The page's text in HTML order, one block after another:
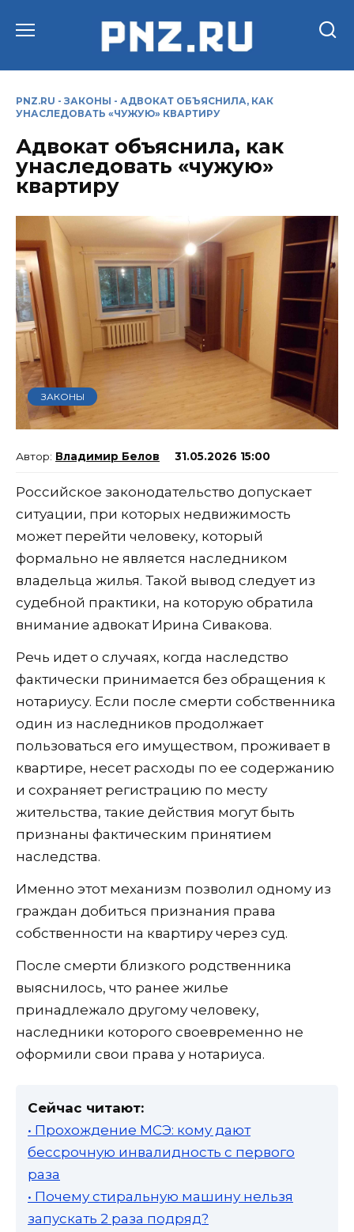
PNZ.RU - ЗАКОНЫ - АДВОКАТ ОБЪЯСНИЛА, КАК
УНАСЛЕДОВАТЬ «ЧУЖУЮ» КВАРТИРУ
Адвокат объяснила, как
унаследовать «чужую»
квартиру
ЗАКОНЫ
Владимир Белов 31.05.2026 15:00
Российское законодательство допускает
ситуации, при которых недвижимость
может перейти человеку, который
формально не является наследником
владельца жилья. Такой вывод следует из
судебной практики, на которую обратила
внимание адвокат Ирина Сивакова.
Речь идет о случаях, когда наследство
фактически принимается без обращения к
нотариусу. Если после смерти собственника
один из наследников продолжает
пользоваться его имуществом, проживает в
квартире, несет расходы по ее содержанию
и сохраняет регистрацию по месту
жительства, такие действия могут быть
признаны фактическим принятием
наследства.
Именно этот механизм позволил одному из
граждан добиться признания права
собственности на квартиру через суд.
После смерти близкого родственника
выяснилось, что ранее жилье
принадлежало другому человеку,
наследники которого своевременно не
оформили свои права у нотариуса.
Сейчас читают:
• Прохождение МСЭ: кому дают
бессрочную инвалидность с первого
раза
• Почему стиральную машину нельзя
запускать 2 раза подряд?